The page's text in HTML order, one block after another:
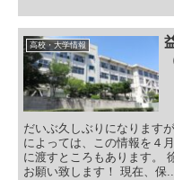
高校・大学情報
だいぶ久しぶりになります
によっては、この情報を４
に渡すところもあります。
お願い致します！ 現在、保